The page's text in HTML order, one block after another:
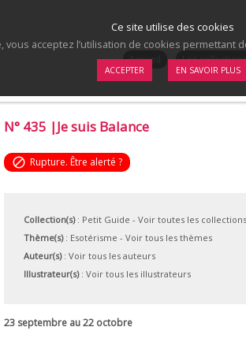
Accueil Les
N° 435 |Je suis Balance
block Rupture. Être alerté ?
Collection(s): Petit Guide - Voir toutes les collections
Thème(s): Esotérisme - Voir tous les thèmes
Auteur(s): Voir tous les auteurs
Illustrateur(s): Voir tous les illustrateurs
23 septembre au 22 octobre
Ce site utilise des cookies
vous acceptez l’utilisation de cookies
ACCEPTER EN SAVOIR PLUS